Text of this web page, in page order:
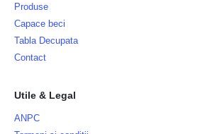
Produse
Capace beci
Tabla Decupata
Contact
Utile & Legal
ANPC